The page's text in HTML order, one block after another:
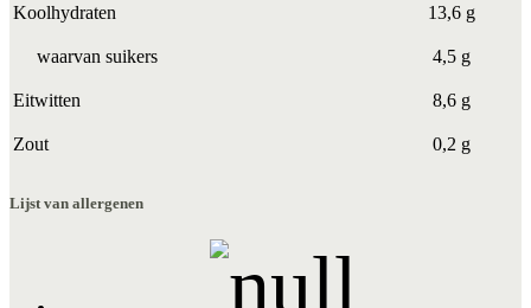
Koolhydraten 13,6 g
waarvan suikers 4,5 g
Eitwitten 8,6 g
Zout 0,2 g
Lijst van allergenen